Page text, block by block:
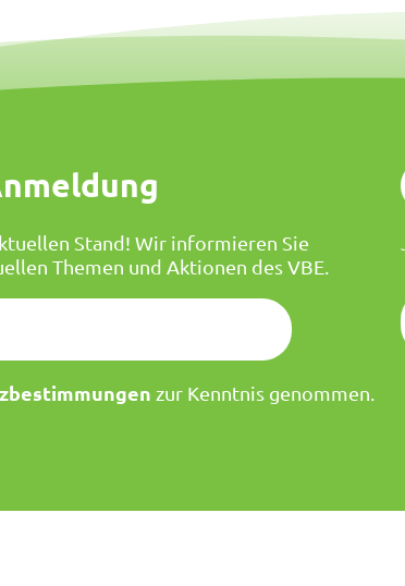
Stand! Wir informieren Sie
Themen und Aktionen des VBE.
zur Kenntnis genommen.